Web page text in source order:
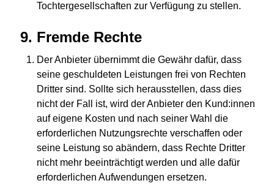
Tochtergesellschaften zur Verfügung zu stellen.
Fremde Rechte
Der Anbieter übernimmt die Gewähr dafür, dass
seine geschuldeten Leistungen frei von Rechten
Dritter sind. Sollte sich herausstellen, dass dies
nicht der Fall ist, wird der Anbieter den Kund:innen
auf eigene Kosten und nach seiner Wahl die
erforderlichen Nutzungsrechte verschaffen oder
seine Leistung so abändern, dass Rechte Dritter
nicht mehr beeinträchtigt werden und alle dafür
erforderlichen Aufwendungen ersetzen.